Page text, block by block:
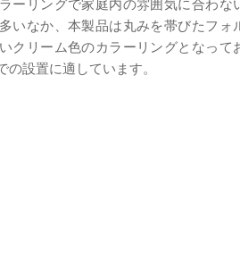
ーリングで家庭内の雰囲気に合わな
いなか、本製品は丸みを帯びたフォ
クリーム色のカラーリングとなって
の設置に適しています。